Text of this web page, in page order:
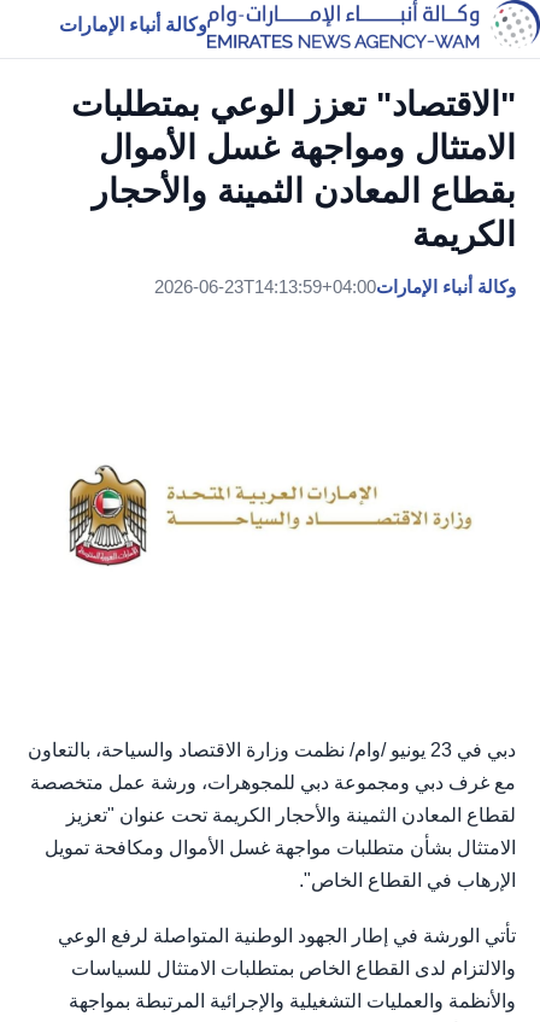
وكالة أنباء الإمارات
"الاقتصاد" تعزز الوعي بمتطلبات
الامتثال ومواجهة غسل الأموال
بقطاع المعادن الثمينة والأحجار
الكريمة
وكالة أنباء الإمارات2026-06-23T14:13:59+04:00
دبي في 23 يونيو /وام/ نظمت وزارة الاقتصاد والسياحة، بالتعاون
مع غرف دبي ومجموعة دبي للمجوهرات، ورشة عمل متخصصة
لقطاع المعادن الثمينة والأحجار الكريمة تحت عنوان "تعزيز
الامتثال بشأن متطلبات مواجهة غسل الأموال ومكافحة تمويل
الإرهاب في القطاع الخاص".
تأتي الورشة في إطار الجهود الوطنية المتواصلة لرفع الوعي
والالتزام لدى القطاع الخاص بمتطلبات الامتثال للسياسات
والأنظمة والعمليات التشغيلية والإجرائية المرتبطة بمواجهة